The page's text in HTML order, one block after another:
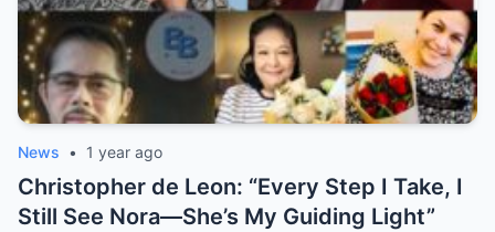
News • 1 year ago
Christopher de Leon: “Every Step I Take, I
Still See Nora—She’s My Guiding Light”